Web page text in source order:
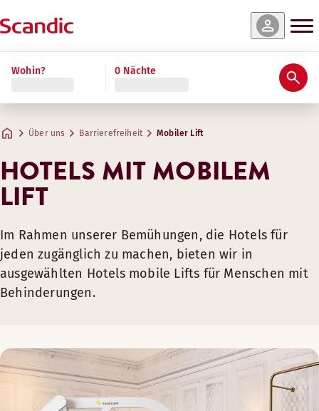
Wohin? 0 Nächte
Über uns Barrierefreiheit Mobiler Lift
HOTELS MIT MOBILEM
LIFT
Im Rahmen unserer Bemühungen, die Hotels für
jeden zugänglich zu machen, bieten wir in
ausgewählten Hotels mobile Lifts für Menschen mit
Behinderungen.